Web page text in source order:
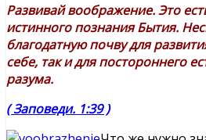
Развивай воображение. Это
истинного познания Бытия.
благодатную почву для
себе, так и для постороннего
разума.
( Заповеди. 1:39 )